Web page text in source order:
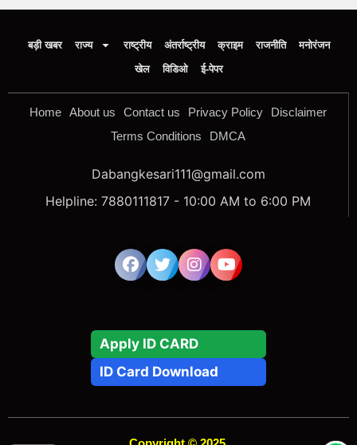
बड़ी खबर राज्य राष्ट्रीय अंतर्राष्ट्रीय क्राइम राजनीति
मनोरंजन
खेल
विडिओ ई-पेपर
Home About us Contact us Privacy Policy
Disclaimer
Terms Conditions
DMCA
Dabangkesari111@gmail.com
Helpline: 7880111817 - 10:00 AM to 6:00 PM
Apply ID CARD
ID Card Download